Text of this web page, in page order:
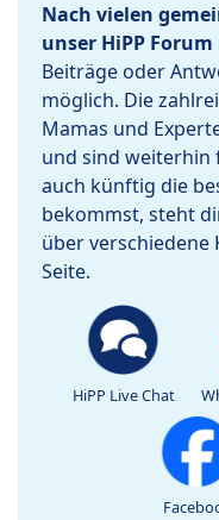
Nach vielen
unser HiPP
Beiträge oder
möglich. Die
Mamas und
und sind weiterhin
auch künftig die
bekommst, steht
über verschiedene
Seite.
HiPP Live Chat